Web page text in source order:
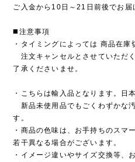
ご入金から10日～21日前後でお届
◼️注意事項
・タイミングによっては 商品在庫
注文キャンセルとさせていただ
了承くださいませ。
・こちらは輸入品となります。日
新品未使用品でもごくわずかな
す。
・商品の色味は、お手持ちのスマ
若干異なる場合がございます。
・イメージ違いやサイズ交換等、